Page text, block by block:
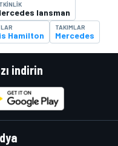
lansman
Hamilton
TAKIMLAR
Mercedes
indirin